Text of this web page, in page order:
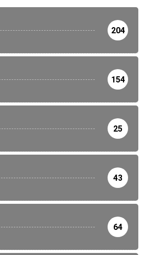
204
154
25
43
64